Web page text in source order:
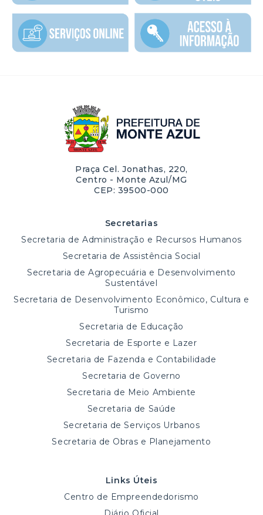
Praça Cel. Jonathas, 220,
Centro - Monte Azul/MG
CEP: 39500-000
Secretarias
Secretaria de Administração e Recursos Humanos
Secretaria de Assistência Social
Secretaria de Agropecuária e Desenvolvimento
Sustentável
Secretaria de Desenvolvimento Econômico, Cultura e
Turismo
Secretaria de Educação
Secretaria de Esporte e Lazer
Secretaria de Fazenda e Contabilidade
Secretaria de Governo
Secretaria de Meio Ambiente
Secretaria de Saúde
Secretaria de Serviços Urbanos
Secretaria de Obras e Planejamento
Links Úteis
Centro de Empreendedorismo